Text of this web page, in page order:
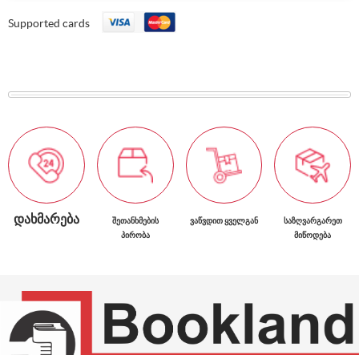
Supported cards
ᲓᲐᲮᲛᲐᲠᲔᲑᲐ
ᲨᲔᲗᲐᲜᲮᲛᲔᲑᲘᲡ
ᲞᲘᲠᲝᲑᲐ
ᲕᲐᲬᲕᲓᲘᲗ ᲧᲕᲔᲚᲒᲐᲜ
ᲡᲐᲖᲦᲕᲐᲠᲒᲐᲠᲔᲗ
ᲛᲘᲬᲝᲓᲔᲑᲐ